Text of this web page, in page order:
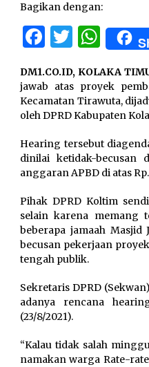
Bagikan dengan:
Facebook
DM1.CO.ID, KOLAKA
jawab atas proyek
Kecamatan Tirawuta,
oleh DPRD Kabupaten
Hearing tersebut
dinilai ketidak-becusan
anggaran APBD di atas
Pihak DPRD Koltim
selain karena memang
beberapa jamaah
becusan pekerjaan
tengah publik.
Sekretaris DPRD
adanya rencana
(23/8/2021).
“Kalau tidak salah
namakan warga Rate-